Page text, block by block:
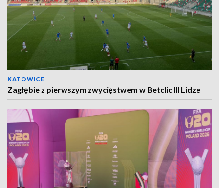
KATOWICE
Zagłębie z pierwszym zwycięstwem w Betclic III Lidze